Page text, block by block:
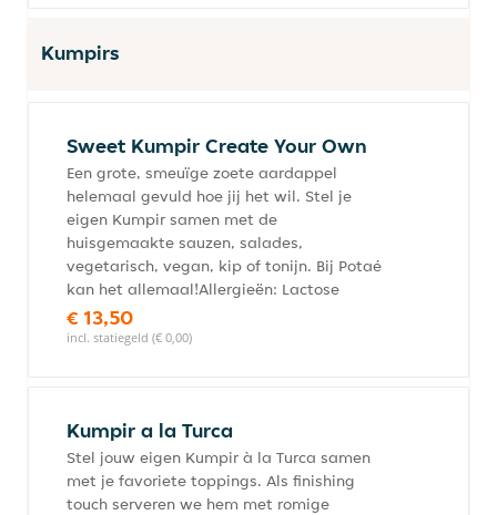
Kumpirs
Sweet Kumpir Create Your Own
Een grote, smeuïge zoete aardappel
helemaal gevuld hoe jij het wil. Stel je
eigen Kumpir samen met de
huisgemaakte sauzen, salades,
vegetarisch, vegan, kip of tonijn. Bij Potaé
kan het allemaal!Allergieën: Lactose
€ 13,50
incl. statiegeld (€ 0,00)
Kumpir a la Turca
Stel jouw eigen Kumpir à la Turca samen
met je favoriete toppings. Als finishing
touch serveren we hem met romige